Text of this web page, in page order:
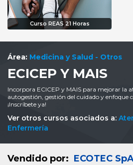
Curso REAS 21 Horas
Área: Medicina y Salud - Otros
ECICEP Y MAIS
Incorpora ECICEP y MAIS para mejorar la
autogestión, gestión del cuidado y enfoque
¡Inscríbete ya!
Ver otros cursos asociados a:
Enfermería
Vendido por: ECOTEC